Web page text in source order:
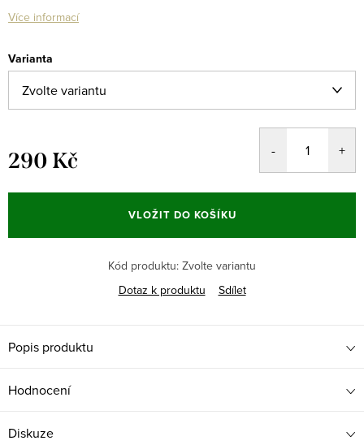
Více informací
Varianta
290 Kč
cena:
VLOŽIT DO KOŠÍKU
Kód produktu: Zvolte variantu
Dotaz k produktu
Sdílet
Popis produktu
Hodnocení
Diskuze